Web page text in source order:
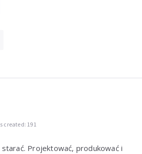
created: 191
Projektować, produkować i